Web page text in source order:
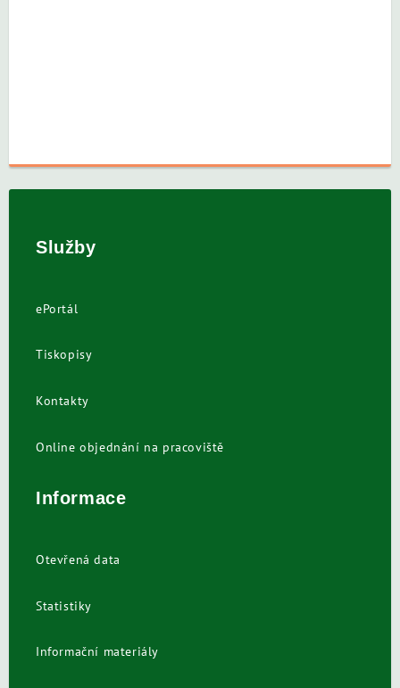
Služby
ePortál
Tiskopisy
Kontakty
Online objednání na pracoviště
Informace
Otevřená data
Statistiky
Informační materiály